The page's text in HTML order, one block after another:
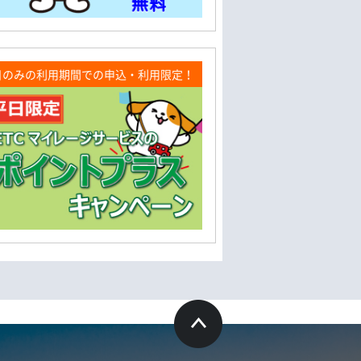
みの利用期間での申込・利用限定！